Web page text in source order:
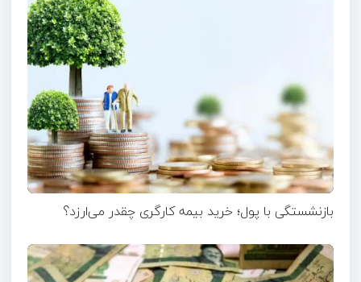
بازنشستگی با پول؛ خرید بیمه کارگری چقدر می‌ارزد؟